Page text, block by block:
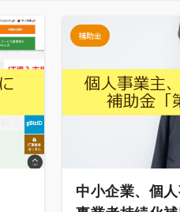
補助金
中小企業、個